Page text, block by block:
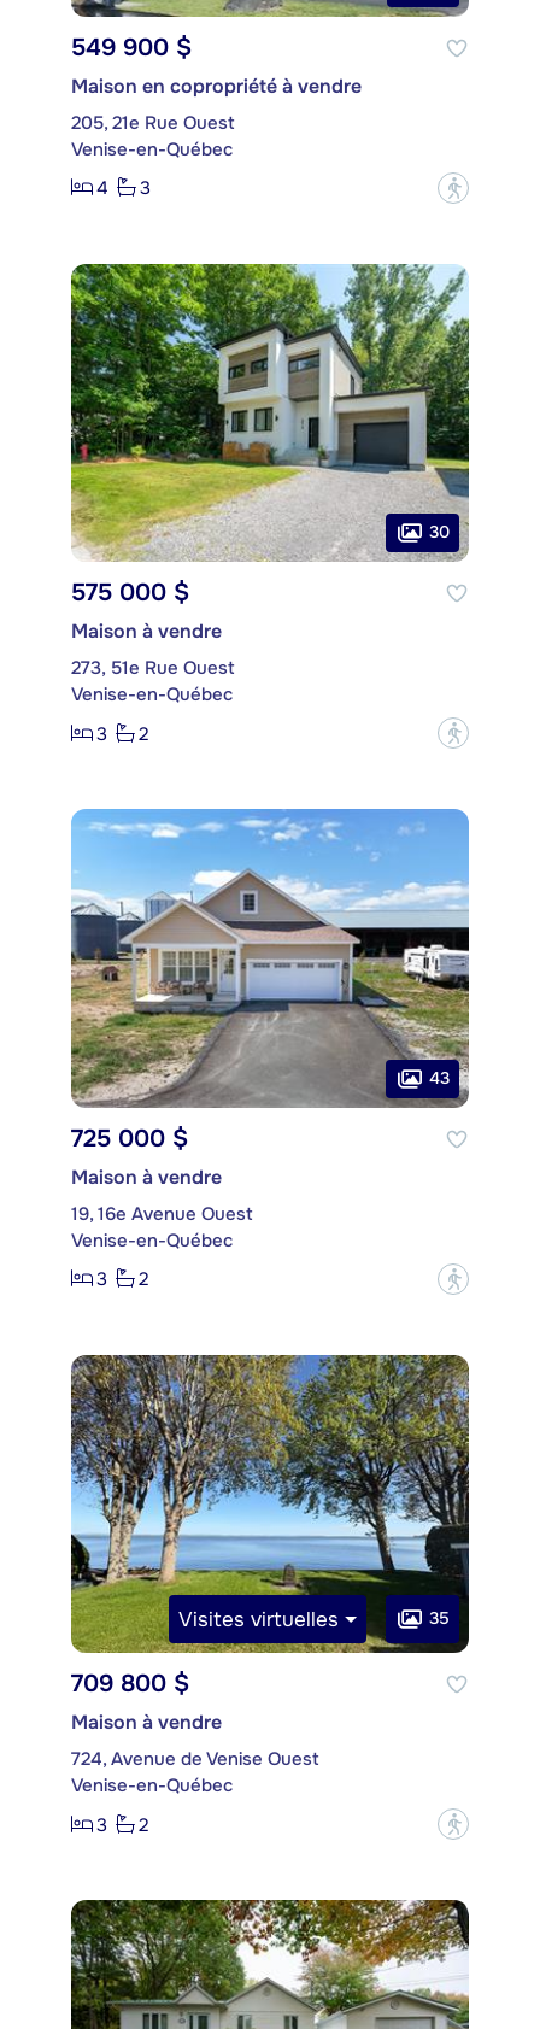
549 900 $
Maison en copropriété à vendre
205, 21e Rue Ouest
Venise-en-Québec
4
3 ?
30
575 000 $
Maison à vendre
273, 51e Rue Ouest
Venise-en-Québec
3
2 ?
43
725 000 $
Maison à vendre
19, 16e Avenue Ouest
Venise-en-Québec
3
2 ?
Visites virtuelles 35
709 800 $
Maison à vendre
724, Avenue de Venise Ouest
Venise-en-Québec
3
2 ?